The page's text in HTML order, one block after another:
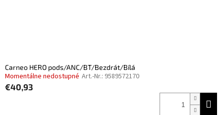
Carneo HERO pods/ANC/BT/Bezdrát/Bílá
Momentálne nedostupné Art.-Nr.: 9589572170
€40,93